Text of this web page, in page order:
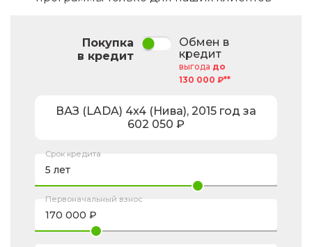
Покупка
в кредит
Обмен в
кредит
выгода до
130 000 ₽**
ВАЗ (LADA) 4x4 (Нива), 2015 год за
602 050 ₽
Срок кредита
Первоначальный взнос